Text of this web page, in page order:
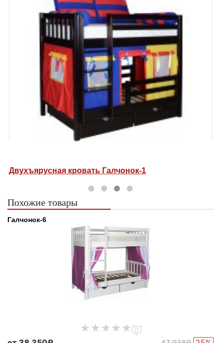
1 Двухъярусная кровать
Похожие товары
Галчонок-6
0